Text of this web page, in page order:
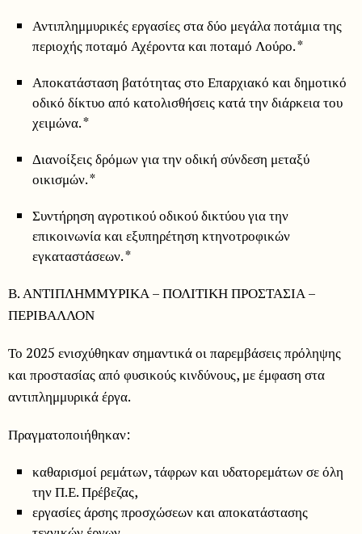
Αντιπλημμυρικές εργασίες στα δύο μεγάλα ποτάμια της
περιοχής ποταμό Αχέροντα και ποταμό Λούρο. *
Αποκατάσταση βατότητας στο Επαρχιακό και δημοτικό
οδικό δίκτυο από κατολισθήσεις κατά την διάρκεια του
χειμώνα. *
Διανοίξεις δρόμων για την οδική σύνδεση μεταξύ
οικισμών. *
Συντήρηση αγροτικού οδικού δικτύου για την
επικοινωνία και εξυπηρέτηση κτηνοτροφικών
εγκαταστάσεων. *
Β. ΑΝΤΙΠΛΗΜΜΥΡΙΚΑ – ΠΟΛΙΤΙΚΗ ΠΡΟΣΤΑΣΙΑ –
ΠΕΡΙΒΑΛΛΟΝ
Το 2025 ενισχύθηκαν σημαντικά οι παρεμβάσεις πρόληψης
και προστασίας από φυσικούς κινδύνους, με έμφαση στα
αντιπλημμυρικά έργα.
Πραγματοποιήθηκαν:
καθαρισμοί ρεμάτων, τάφρων και υδατορεμάτων σε όλη
την Π.Ε. Πρέβεζας,
εργασίες άρσης προσχώσεων και αποκατάστασης